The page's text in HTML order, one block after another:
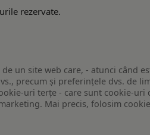
rezervate.
un site web care, - atunci când
precum și preferințele dvs. de
uri terțe - care sunt cookie-
Mai precis, folosim